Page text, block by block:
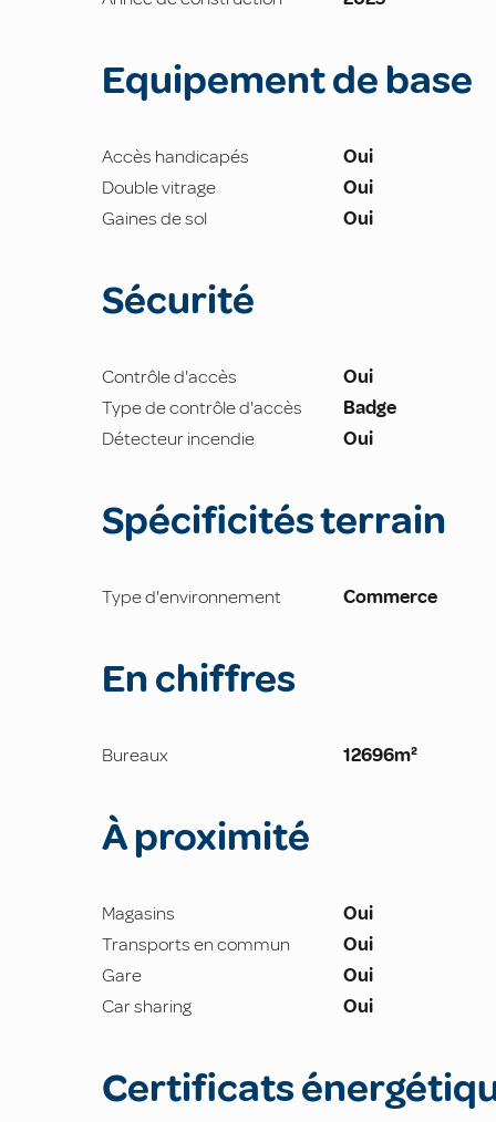
Equipement de base
Accès handicapés
Oui
Double vitrage
Oui
Gaines de sol
Oui
Sécurité
Contrôle d'accès
Oui
Type de contrôle d'accès
Badge
Détecteur incendie
Oui
Spécificités terrain
Type d'environnement Commerce
En chiffres
Bureaux 12696m²
À proximité
Magasins
Oui
Transports en commun
Oui
Gare
Oui
Car sharing
Oui
Certificats